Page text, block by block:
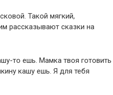
Такой мягкий,
рассказывают сказки на
то ешь. Мамка твоя готовить
кашу ешь. Я для тебя